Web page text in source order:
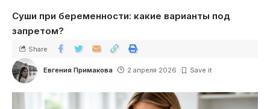
Суши при беременности: какие варианты под
запретом?
Евгения Примакова 2 апреля 2026
Share